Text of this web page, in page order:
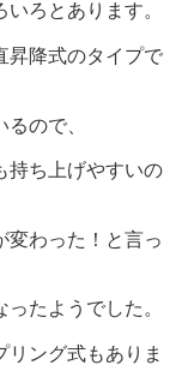
ろとあります。
昇降式のタイプで
ので、
持ち上げやすいの
変わった！と言っ
たようでした。
ング式もありま